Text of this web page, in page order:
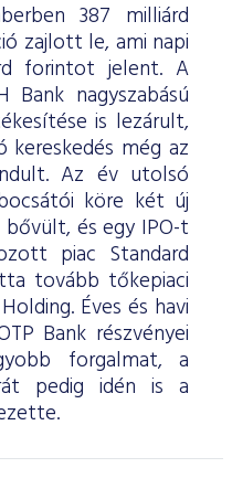
387 milliárd
zajlott le, ami napi
forintot jelent. A
Bank nagyszabású
is lezárult,
kereskedés még az
Az év utolsó
köre két új
és egy IPO-t
piac Standard
tovább tőkepiaci
Éves és havi
Bank részvényei
forgalmat, a
pedig idén is a